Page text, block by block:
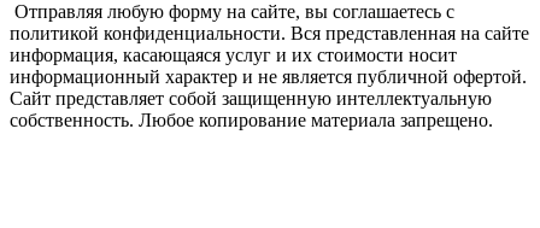
Отправляя любую форму на сайте, вы соглашаетесь с
политикой конфиденциальности. Вся представленная на сайте
информация, касающаяся услуг и их стоимости носит
информационный характер и не является публичной офертой.
Сайт представляет собой защищенную интеллектуальную
собственность. Любое копирование материала запрещено.